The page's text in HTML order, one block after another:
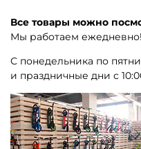
Все товары можно
Мы работаем ежедневно!
С понедельника по
и праздничные дни с